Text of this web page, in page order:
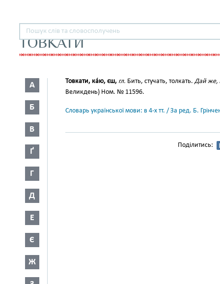
ТОВКАТИ
А
Б
В
Ґ
Г
Д
Е
Є
Ж
Товкати, ка́ю, єш, гл. Бить, стучать, толкать.Дай же,
Великдень) Ном. № 11596.
Словарь української мови: в 4-х тт. / За ред. Б.
Поділитись: